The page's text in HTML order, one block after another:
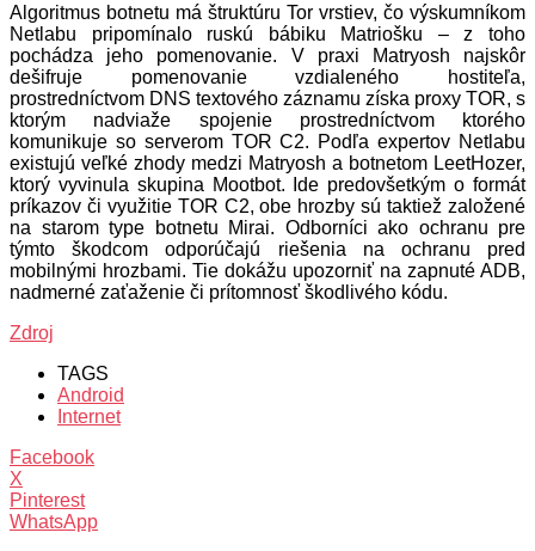
Algoritmus botnetu má štruktúru Tor vrstiev, čo výskumníkom
Netlabu pripomínalo ruskú bábiku Matriošku – z toho
pochádza jeho pomenovanie. V praxi Matryosh najskôr
dešifruje pomenovanie vzdialeného hostiteľa,
prostredníctvom DNS textového záznamu získa proxy TOR, s
ktorým nadviaže spojenie prostredníctvom ktorého
komunikuje so serverom TOR C2. Podľa expertov Netlabu
existujú veľké zhody medzi Matryosh a botnetom LeetHozer,
ktorý vyvinula skupina Mootbot. Ide predovšetkým o formát
príkazov či využitie TOR C2, obe hrozby sú taktiež založené
na starom type botnetu Mirai. Odborníci ako ochranu pre
týmto škodcom odporúčajú riešenia na ochranu pred
mobilnými hrozbami. Tie dokážu upozorniť na zapnuté ADB,
nadmerné zaťaženie či prítomnosť škodlivého kódu.
Zdroj
TAGS
Android
Internet
Facebook
X
Pinterest
WhatsApp